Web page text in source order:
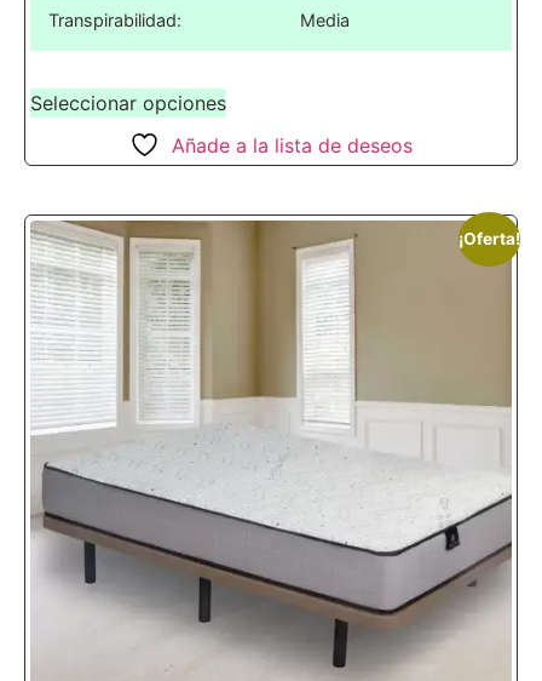
Transpirabilidad: Media
Seleccionar opciones
Añade a la lista de deseos
¡Oferta!